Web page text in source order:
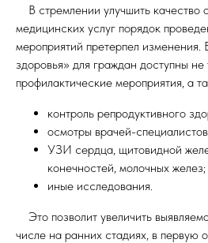
В стремлении улучшить качество
медицинских услуг порядок
мероприятий претерпел изменения.
здоровья» для граждан доступны
профилактические мероприятия, а
контроль репродуктивного
осмотры врачей-
УЗИ сердца, щитовидной
конечностей, молочных желез;
иные исследования.
Это позволит увеличить
числе на ранних стадиях, в первую